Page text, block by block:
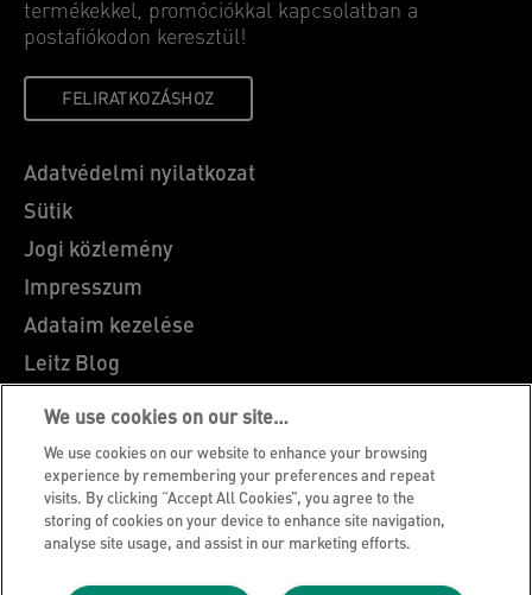
termékekkel, promóciókkal kapcsolatban a
postafiókodon keresztül!
FELIRATKOZÁSHOZ
Adatvédelmi nyilatkozat
Sütik
Jogi közlemény
Impresszum
Adataim kezelése
Leitz Blog
Álláslehetőségek
Leitz EasyPrint
Ügyfélszolgálat
Csomagolás újrahasznosítási útmutató
Jótállási feltételek
We use cookies on our site…
We use cookies on our website to enhance your browsing
experience by remembering your preferences and repeat
visits. By clicking “Accept All Cookies”, you agree to the
storing of cookies on your device to enhance site navigation,
analyse site usage, and assist in our marketing efforts.